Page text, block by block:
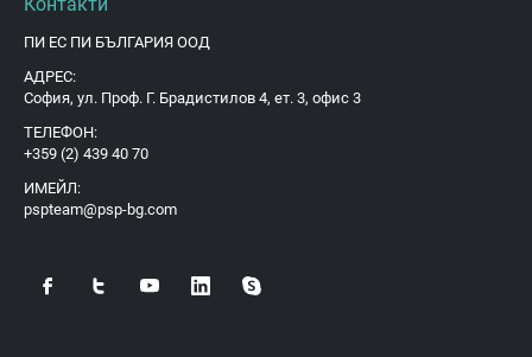
ПИ ЕС ПИ БЪЛГАРИЯ ООД
АДРЕС:
София, ул. Проф. Г. Брадистилов 4, ет. 3, офис 3
ТЕЛЕФОН:
+359 (2) 439 40 70
ИМЕЙЛ:
pspteam@psp-bg.com